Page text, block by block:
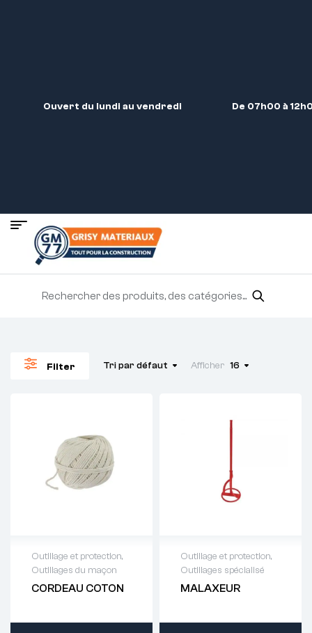
Ouvert du lundi au vendredi De 07h00 à
Filter Tri par défaut Afficher 16
Outillage et protection,
Outillages du maçon
CORDEAU COTON
devis : 01 64 88
Outillage et protection,
Outillages spécialisé
MALAXEUR
devis : 01 64 88